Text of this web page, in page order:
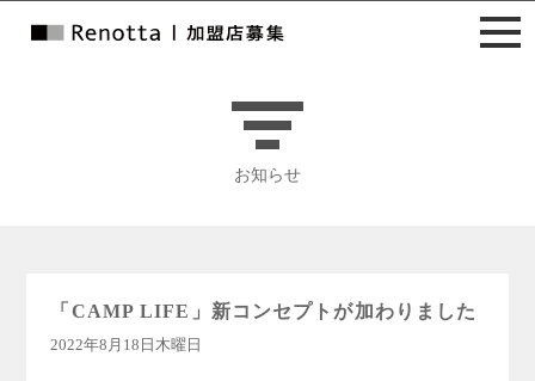
お知らせ
「CAMP LIFE」新コンセプトが加わりました
2022年8月18日木曜日